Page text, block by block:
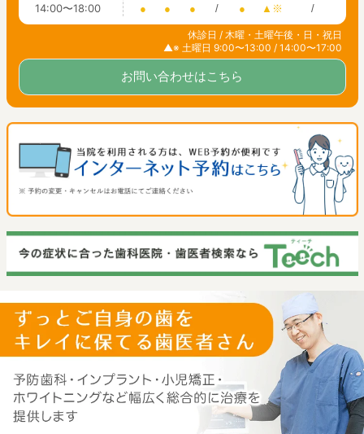
14:00〜18:00
●
●
●
/
●
▲※
/
休診日 / 木曜・土曜午後・日・祝日
▲※ 土曜日 9:00〜13:00 / 14:00〜17:00
お問い合わせはこちら